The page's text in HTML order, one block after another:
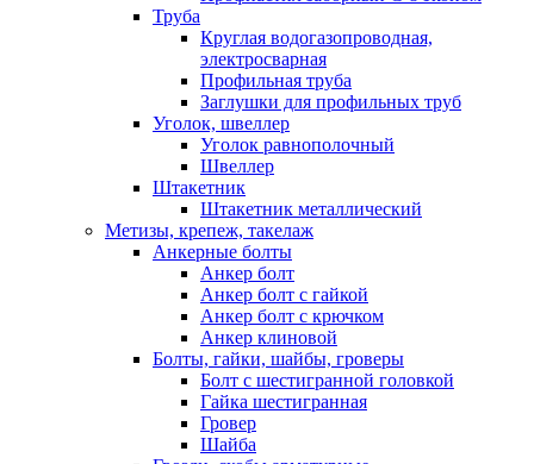
Труба
Круглая водогазопроводная,
электросварная
Профильная труба
Заглушки для профильных труб
Уголок, швеллер
Уголок равнополочный
Швеллер
Штакетник
Штакетник металлический
Метизы, крепеж, такелаж
Анкерные болты
Анкер болт
Анкер болт с гайкой
Анкер болт с крючком
Анкер клиновой
Болты, гайки, шайбы, гроверы
Болт c шестигранной головкой
Гайка шестигранная
Гровер
Шайба